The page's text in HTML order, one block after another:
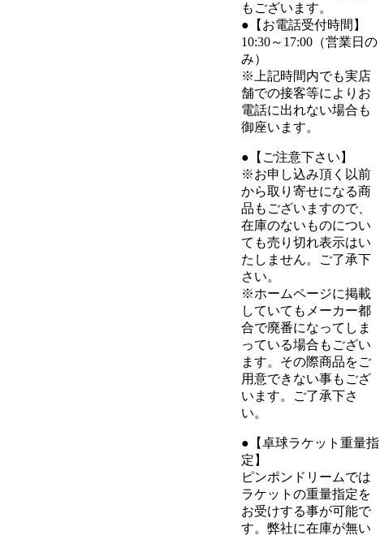
もございます。
●【お電話受付時間】
10:30～17:00（営業日の
み）
※上記時間内でも実店
舗での接客等によりお
電話に出れない場合も
御座います。
●【ご注意下さい】
※お申し込み頂く以前
から取り寄せになる商
品もございますので、
在庫のないものについ
ても売り切れ表示はい
たしません。ご了承下
さい。
※ホームページに掲載
していてもメーカー都
合で廃番になってしま
っている場合もござい
ます。その際商品をご
用意できない事もござ
います。ご了承下さ
い。
●【卓球ラケット重量指
定】
ピンポンドリームでは
ラケットの重量指定を
お受けする事が可能で
す。弊社に在庫が無い